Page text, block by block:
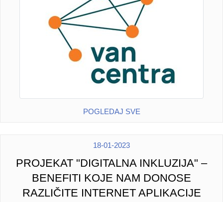
POGLEDAJ SVE
18-01-2023
PROJEKAT "DIGITALNA INKLUZIJA" –
BENEFITI KOJE NAM DONOSE
RAZLIČITE INTERNET APLIKACIJE